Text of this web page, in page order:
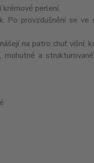
perlení.
Po provzdušnění se ve
na patro chuť višní,
a